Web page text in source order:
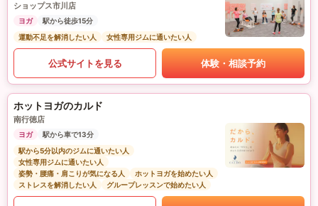
ショップス市川店
ヨガ
駅から徒歩15分
運動不足を解消したい人
女性専用ジムに通いたい人
公式サイトを見る 体験・相談予約
ホットヨガのカルド
南行徳店
ヨガ
駅から車で13分
駅から5分以内のジムに通いたい人
女性専用ジムに通いたい人
姿勢・腰痛・肩こりが気になる人
ホットヨガを始めたい人
ストレスを解消したい人
グループレッスンで始めたい人